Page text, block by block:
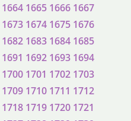
1664 1665 1666 1667
1673 1674 1675 1676
1682 1683 1684 1685
1691 1692 1693 1694
1700 1701 1702 1703
1709 1710 1711 1712
1718 1719 1720 1721